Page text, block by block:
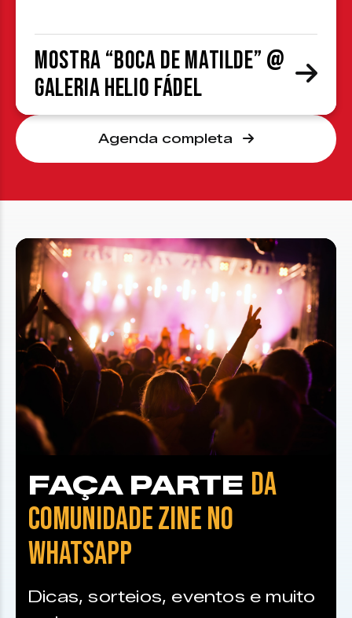
Mostra “Boca de Matilde” @
Galeria Helio Fádel
Agenda completa
FAÇA PARTE DA
COMUNIDADE ZINE NO
WHATSAPP
Dicas, sorteios, eventos e muito